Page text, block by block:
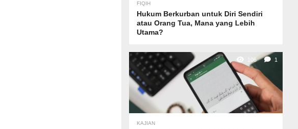
FIQIH
Hukum Berkurban untuk Diri Sendiri
atau Orang Tua, Mana yang Lebih
Utama?
106 1
KAJIAN